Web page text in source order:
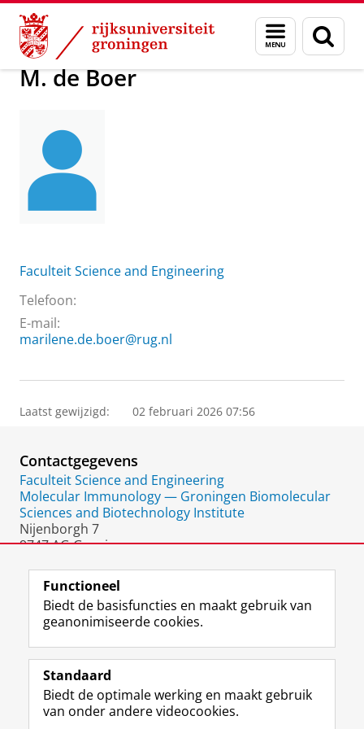
Skip
Content
Skip
Navigation
Menu
en
zoeken
Over ons M. de Boer
M. de Boer
Faculteit Science and Engineering
Telefoon:
E-mail:
marilene.de.boer@rug.nl
Laatst gewijzigd: 02 februari 2026 07:56
Contactgegevens
Faculteit Science and Engineering
Molecular Immunology — Groningen Biomolecular
Sciences and Biotechnology Institute
Nijenborgh 7
9747 AG Groningen
Volg de RUG
F
a
e
b
L
i
k
e
R
S
-
f
I
n
t
Y
o
T
Studiekiezers
Functioneel
Biedt de basisfuncties en maakt gebruik van
geanonimiseerde cookies.
Standaard
Biedt de optimale werking en maakt gebruik
van onder andere videocookies.